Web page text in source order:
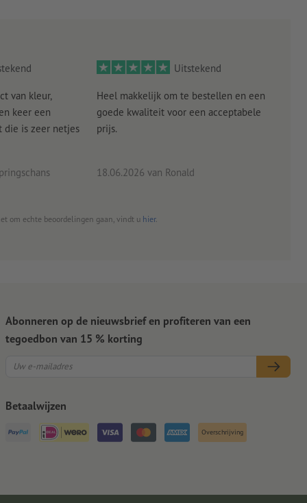
van kleur,
keer een
die is zeer netjes
Uitstekend
Heel makkelijk om te bestellen en een
goede kwaliteit voor een acceptabele
prijs.
18.06.2026 van Ronald
om echte beoordelingen gaan, vindt u hier.
Abonneren op de nieuwsbrief en profiteren van een
tegoedbon van 15 % korting
Betaalwijzen
Overschrijving